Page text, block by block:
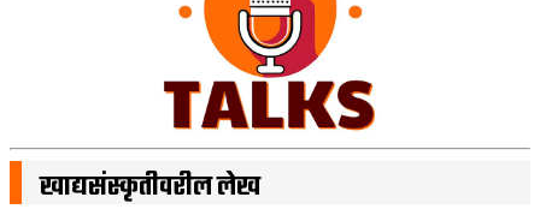
खाद्यसंस्कृतीवरील लेख